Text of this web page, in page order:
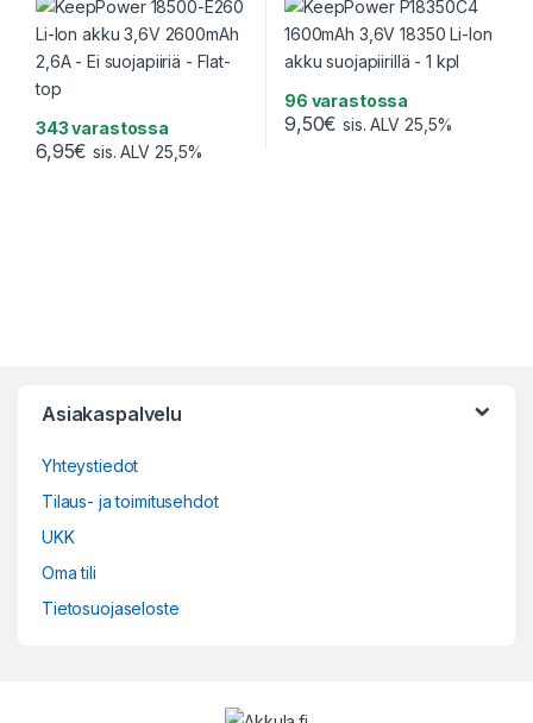
343 varastossa
6,95€ sis. ALV 25,5%
96 varastossa
9,50€ sis. ALV 25,5%
Asiakaspalvelu
Yhteystiedot
Tilaus- ja toimitusehdot
UKK
Oma tili
Tietosuojaseloste